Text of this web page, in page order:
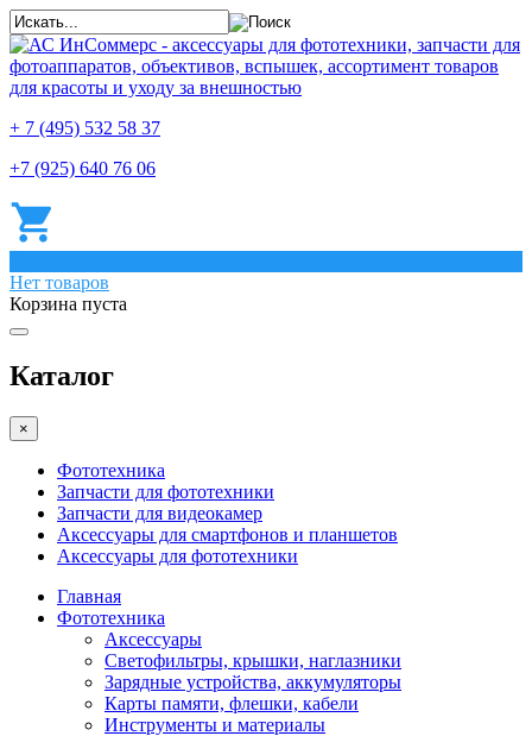
+ 7 (495) 532 58 37
+7 (925) 640 76 06
Нет товаров
Корзина пуста
Каталог
×
Фототехника
Запчасти для фототехники
Запчасти для видеокамер
Аксессуары для смартфонов и планшетов
Аксессуары для фототехники
Главная
Фототехника
Аксессуары
Светофильтры, крышки, наглазники
Зарядные устройства, аккумуляторы
Карты памяти, флешки, кабели
Инструменты и материалы